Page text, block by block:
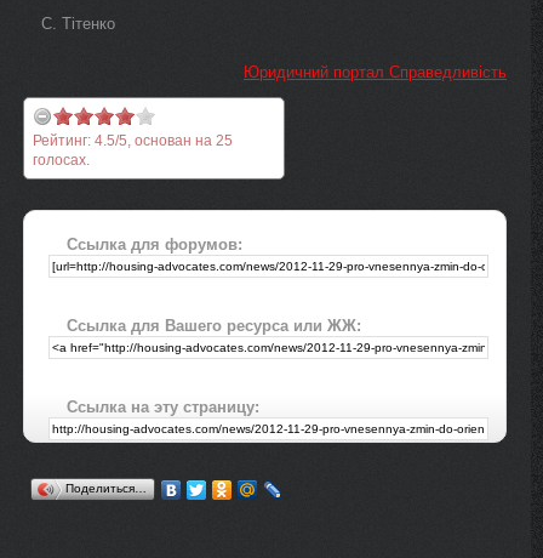
С. Тітенко
Юридичний портал Справедливість
Рейтинг: 4.5/5, основан на 25
голосах.
Ссылка для форумов:
Ссылка для Вашего ресурса или ЖЖ:
Ссылка на эту страницу:
Поделиться…